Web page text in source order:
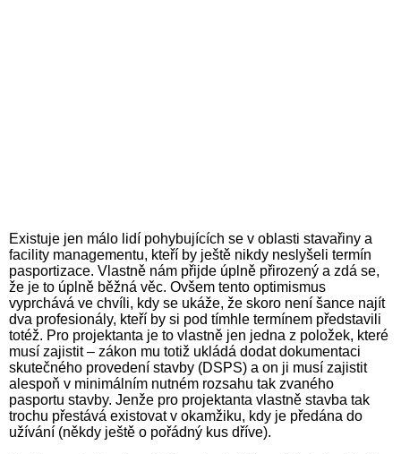
Existuje jen málo lidí pohybujících se v oblasti stavařiny a
facility managementu, kteří by ještě nikdy neslyšeli termín
pasportizace. Vlastně nám přijde úplně přirozený a zdá se,
že je to úplně běžná věc. Ovšem tento optimismus
vyprchává ve chvíli, kdy se ukáže, že skoro není šance najít
dva profesionály, kteří by si pod tímhle termínem představili
totéž. Pro projektanta je to vlastně jen jedna z položek, které
musí zajistit – zákon mu totiž ukládá dodat dokumentaci
skutečného provedení stavby (DSPS) a on ji musí zajistit
alespoň v minimálním nutném rozsahu tak zvaného
pasportu stavby. Jenže pro projektanta vlastně stavba tak
trochu přestává existovat v okamžiku, kdy je předána do
užívání (někdy ještě o pořádný kus dříve).